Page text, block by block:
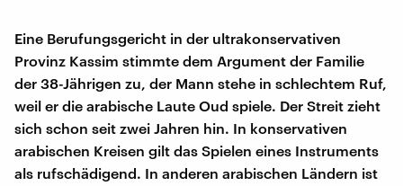
Eine Berufungsgericht in der ultrakonservativen
Provinz Kassim stimmte dem Argument der Familie
der 38-Jährigen zu, der Mann stehe in schlechtem Ruf,
weil er die arabische Laute Oud spiele. Der Streit zieht
sich schon seit zwei Jahren hin. In konservativen
arabischen Kreisen gilt das Spielen eines Instruments
als rufschädigend. In anderen arabischen Ländern ist